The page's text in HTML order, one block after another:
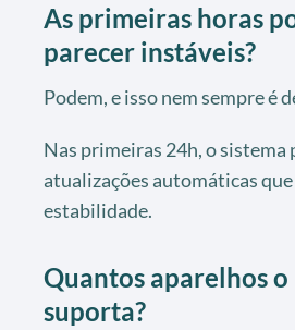
As primeiras horas
parecer instáveis?
Podem, e isso nem sempre é
Nas primeiras 24h, o sistema
atualizações automáticas
estabilidade.
Quantos aparelhos
suporta?